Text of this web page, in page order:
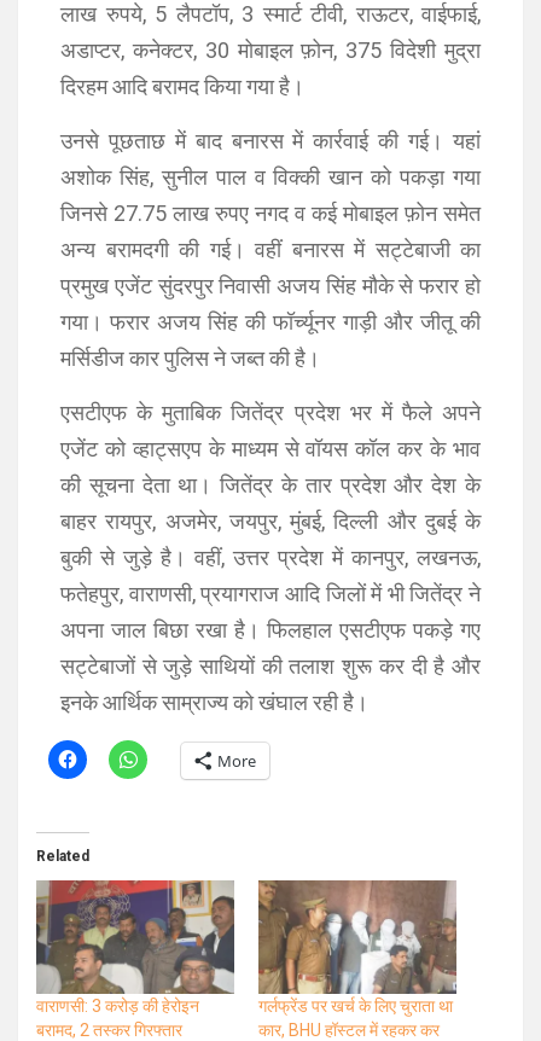
लाख रुपये, 5 लैपटॉप, 3 स्मार्ट टीवी, राऊटर, वाईफाई,
अडाप्टर, कनेक्टर, 30 मोबाइल फ़ोन, 375 विदेशी मुद्रा
दिरहम आदि बरामद किया गया है।
उनसे पूछताछ में बाद बनारस में कार्रवाई की गई। यहां
अशोक सिंह, सुनील पाल व विक्की खान को पकड़ा गया
जिनसे 27.75 लाख रुपए नगद व कई मोबाइल फ़ोन समेत
अन्य बरामदगी की गई। वहीं बनारस में सट्टेबाजी का
प्रमुख एजेंट सुंदरपुर निवासी अजय सिंह मौके से फरार हो
गया। फरार अजय सिंह की फॉर्च्यूनर गाड़ी और जीतू की
मर्सिडीज कार पुलिस ने जब्त की है।
एसटीएफ के मुताबिक जितेंद्र प्रदेश भर में फैले अपने
एजेंट को व्हाट्सएप के माध्यम से वॉयस कॉल कर के भाव
की सूचना देता था। जितेंद्र के तार प्रदेश और देश के
बाहर रायपुर, अजमेर, जयपुर, मुंबई, दिल्ली और दुबई के
बुकी से जुड़े है। वहीं, उत्तर प्रदेश में कानपुर, लखनऊ,
फतेहपुर, वाराणसी, प्रयागराज आदि जिलों में भी जितेंद्र ने
अपना जाल बिछा रखा है। फिलहाल एसटीएफ पकड़े गए
सट्टेबाजों से जुड़े साथियों की तलाश शुरू कर दी है और
इनके आर्थिक साम्राज्य को खंघाल रही है।
More
Related
वाराणसी: 3 करोड़ की हेरोइन
बरामद, 2 तस्कर गिरफ्तार
गर्लफ्रेंड पर खर्च के लिए चुराता था
कार, BHU हॉस्टल में रहकर कर